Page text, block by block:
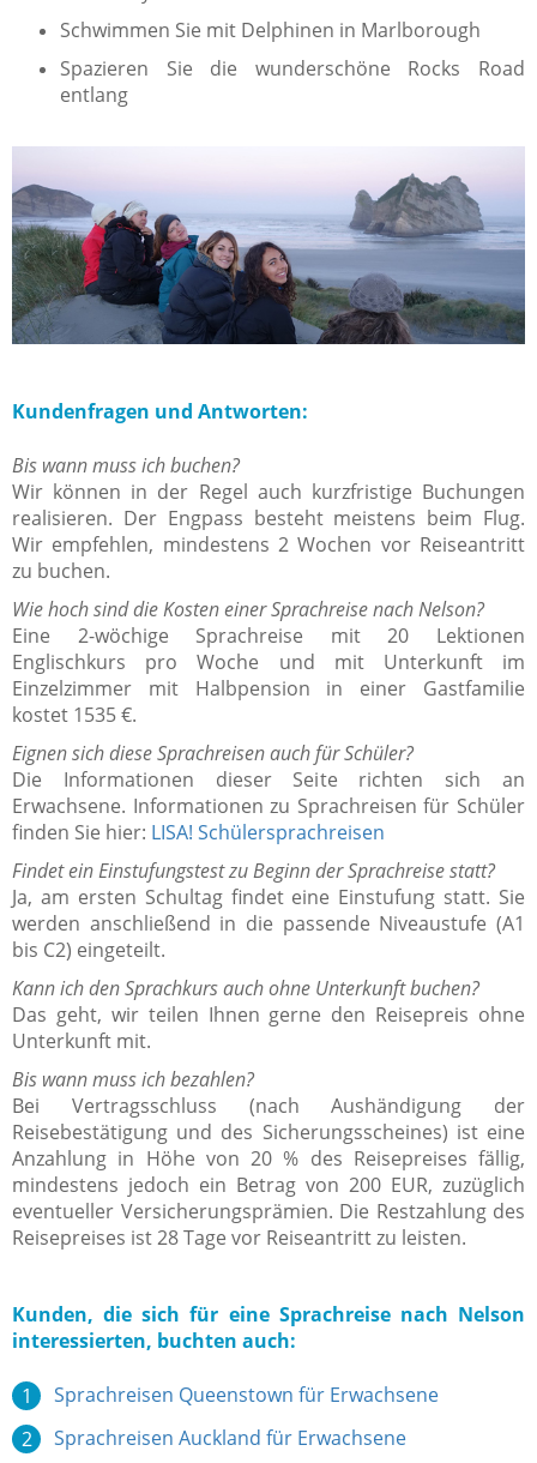
Schwimmen Sie mit Delphinen in Marlborough
Spazieren Sie die wunderschöne Rocks Road
entlang
Kundenfragen und Antworten:
Bis wann muss ich buchen?
Wir können in der Regel auch kurzfristige Buchungen
realisieren. Der Engpass besteht meistens beim Flug.
Wir empfehlen, mindestens 2 Wochen vor Reiseantritt
zu buchen.
Wie hoch sind die Kosten einer Sprachreise nach Nelson?
Eine 2-wöchige Sprachreise mit 20 Lektionen
Englischkurs pro Woche und mit Unterkunft im
Einzelzimmer mit Halbpension in einer Gastfamilie
kostet 1535 €.
Eignen sich diese Sprachreisen auch für Schüler?
Die Informationen dieser Seite richten sich an
Erwachsene. Informationen zu Sprachreisen für Schüler
finden Sie hier: LISA! Schülersprachreisen
Findet ein Einstufungstest zu Beginn der Sprachreise statt?
Ja, am ersten Schultag findet eine Einstufung statt. Sie
werden anschließend in die passende Niveaustufe (A1
bis C2) eingeteilt.
Kann ich den Sprachkurs auch ohne Unterkunft buchen?
Das geht, wir teilen Ihnen gerne den Reisepreis ohne
Unterkunft mit.
Bis wann muss ich bezahlen?
Bei Vertragsschluss (nach Aushändigung der
Reisebestätigung und des Sicherungsscheines) ist eine
Anzahlung in Höhe von 20 % des Reisepreises fällig,
mindestens jedoch ein Betrag von 200 EUR, zuzüglich
eventueller Versicherungsprämien. Die Restzahlung des
Reisepreises ist 28 Tage vor Reiseantritt zu leisten.
Kunden, die sich für eine Sprachreise nach Nelson
interessierten, buchten auch:
Sprachreisen Queenstown für Erwachsene
Sprachreisen Auckland für Erwachsene